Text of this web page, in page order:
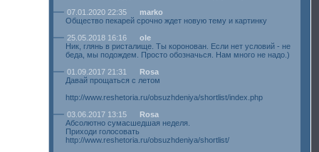
07.01.2020 22:35
marko
Общество пекарей срочно ждет новую тему и картинку
25.05.2018 16:16
ole
Ник, глянь в ристалище. Ты коронован. Если нет условий - не
беда, мы подождем. Просто обозначься. Нам много не надо.)
01.09.2017 21:31
Rosa
Давай прощаться с летом
http://www.reshetoria.ru/obsuzhdeniya/shortlist/index.php
03.06.2017 13:15
Rosa
Абсолютно сумасшедшая неделя.
Приходи голосовать
http://www.reshetoria.ru/obsuzhdeniya/shortlist/